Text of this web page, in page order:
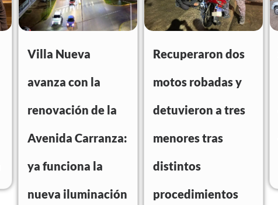
Villa Nueva
avanza con la
renovación de la
Avenida Carranza:
ya funciona la
nueva iluminación
Recuperaron dos
motos robadas y
detuvieron a tres
menores tras
distintos
procedimientos